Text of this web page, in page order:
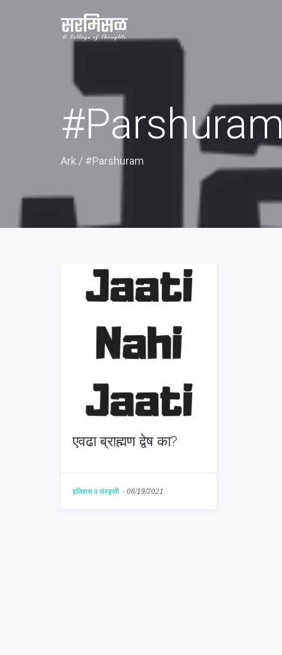
#Parshuram
Ark / #Parshuram
एवढा ब्राह्मण द्वेष का?
इतिहास व संस्कृती - 06/19/2021